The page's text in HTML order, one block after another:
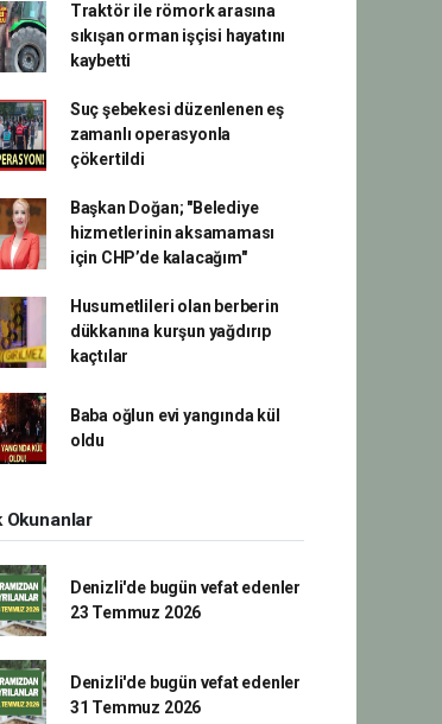
Traktör ile römork arasına
sıkışan orman işçisi hayatını
kaybetti
Suç şebekesi düzenlenen eş
zamanlı operasyonla
çökertildi
Başkan Doğan; "Belediye
hizmetlerinin aksamaması
için CHP’de kalacağım"
Husumetlileri olan berberin
dükkanına kurşun yağdırıp
kaçtılar
Baba oğlun evi yangında kül
oldu
Okunanlar
Denizli'de bugün vefat edenler
23 Temmuz 2026
Denizli'de bugün vefat edenler
31 Temmuz 2026